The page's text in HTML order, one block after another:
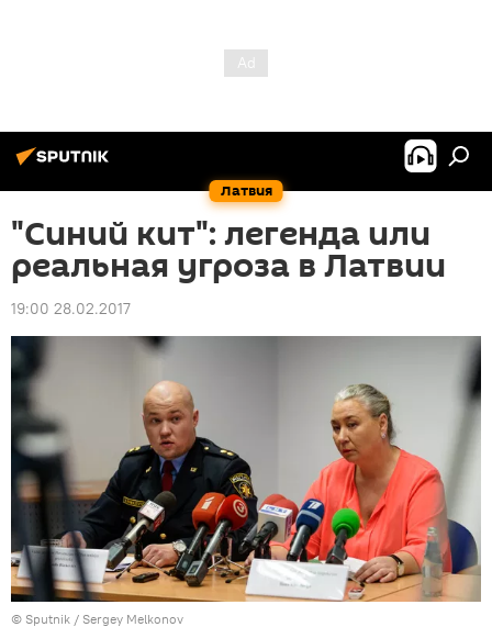
Латвия
"Синий кит": легенда или
реальная угроза в Латвии
19:00 28.02.2017
© Sputnik / Sergey Melkonov